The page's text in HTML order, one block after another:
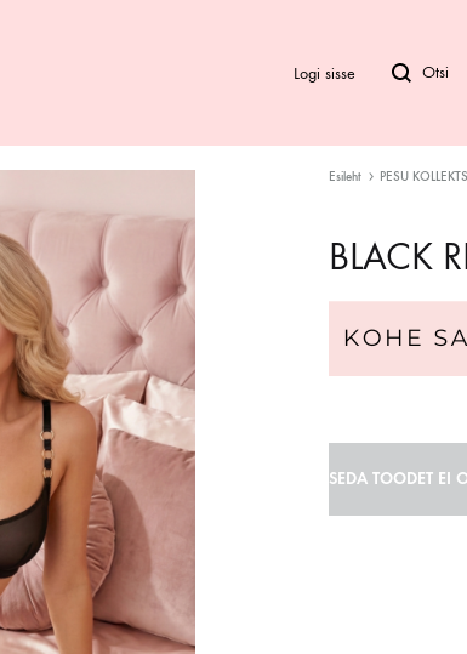
Logi sisse
Esileht PESU
BLACK
SEDA TOODET EI